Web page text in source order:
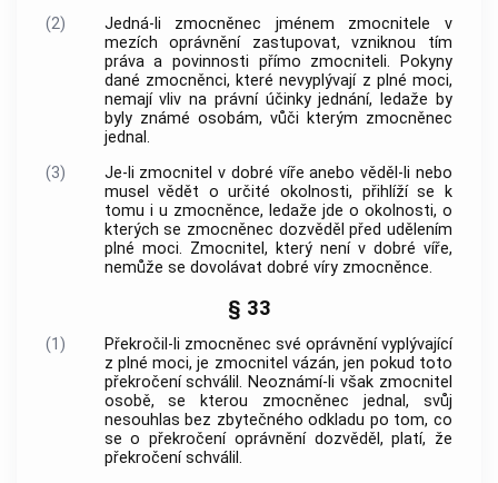
(2)
Jedná-li zmocněnec jménem zmocnitele v
mezích oprávnění zastupovat, vzniknou tím
práva a povinnosti přímo zmocniteli. Pokyny
dané zmocněnci, které nevyplývají z plné moci,
nemají vliv na právní účinky jednání, ledaže by
byly známé osobám, vůči kterým zmocněnec
jednal.
(3)
Je-li zmocnitel v dobré víře anebo věděl-li nebo
musel vědět o určité okolnosti, přihlíží se k
tomu i u zmocněnce, ledaže jde o okolnosti, o
kterých se zmocněnec dozvěděl před udělením
plné moci. Zmocnitel, který není v dobré víře,
nemůže se dovolávat dobré víry zmocněnce.
§ 33
(1)
Překročil-li zmocněnec své oprávnění vyplývající
z plné moci, je zmocnitel vázán, jen pokud toto
překročení schválil. Neoznámí-li však zmocnitel
osobě, se kterou zmocněnec jednal, svůj
nesouhlas bez zbytečného odkladu po tom, co
se o překročení oprávnění dozvěděl, platí, že
překročení schválil.